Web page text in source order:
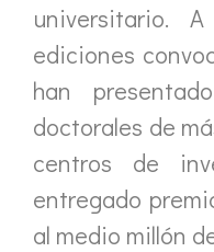
universitario.
ediciones
han
doctorales de
centros de
entregado
al medio millón